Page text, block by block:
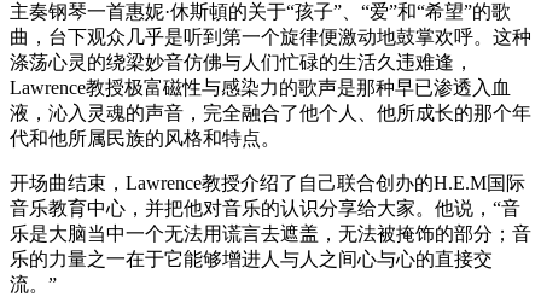
主奏钢琴一首惠妮·休斯頓的关于“孩子”、“爱”和“希望”的歌
曲，台下观众几乎是听到第一个旋律便激动地鼓掌欢呼。这种
涤荡心灵的绕梁妙音仿佛与人们忙碌的生活久违难逢，
Lawrence教授极富磁性与感染力的歌声是那种早已渗透入血
液，沁入灵魂的声音，完全融合了他个人、他所成长的那个年
代和他所属民族的风格和特点。
开场曲结束，Lawrence教授介绍了自己联合创办的H.E.M国际
音乐教育中心，并把他对音乐的认识分享给大家。他说，“音
乐是大脑当中一个无法用谎言去遮盖，无法被掩饰的部分；音
乐的力量之一在于它能够增进人与人之间心与心的直接交
流。”